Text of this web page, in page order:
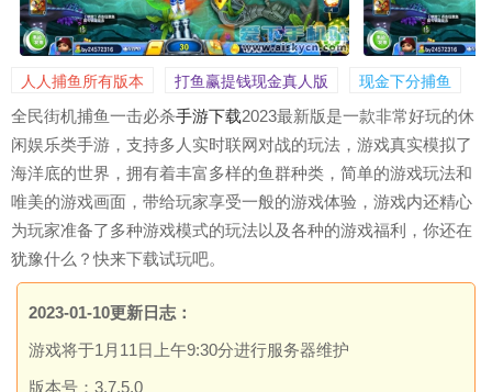
人人捕鱼所有版本 打鱼赢提钱现金真人版 现金下分捕鱼
全民街机捕鱼一击必杀手游下载2023最新版是一款非常好玩的休
闲娱乐类手游，支持多人实时联网对战的玩法，游戏真实模拟了
海洋底的世界，拥有着丰富多样的鱼群种类，简单的游戏玩法和
唯美的游戏画面，带给玩家享受一般的游戏体验，游戏内还精心
为玩家准备了多种游戏模式的玩法以及各种的游戏福利，你还在
犹豫什么？快来下载试玩吧。
2023-01-10更新日志：
游戏将于1月11日上午9:30分进行服务器维护
版本号：3.7.5.0